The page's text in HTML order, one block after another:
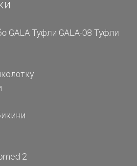
GALAТуфли GALA-08 Туфли
2